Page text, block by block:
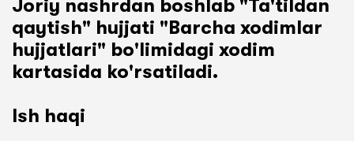
Joriy nashrdan boshlab "Ta'tildan
qaytish" hujjati "Barcha xodimlar
hujjatlari" bo'limidagi xodim
kartasida ko'rsatiladi.
Ish haqi